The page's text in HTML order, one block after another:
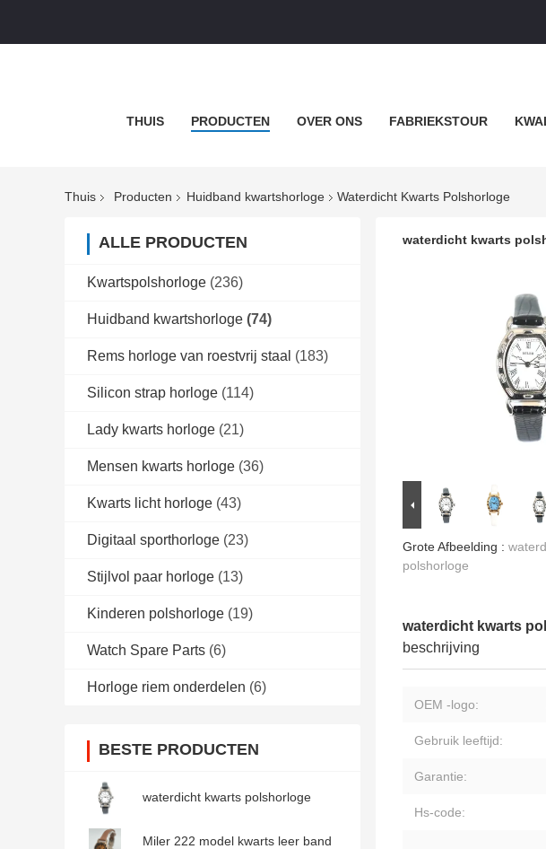
THUIS PRODUCTEN OVER ONS FABRIEKSTOUR
Thuis Producten Huidband kwartshorloge Waterdicht Kwarts Polshorloge
ALLE PRODUCTEN
Kwartspolshorloge (236)
Huidband kwartshorloge (74)
Rems horloge van roestvrij staal (183)
Silicon strap horloge (114)
Lady kwarts horloge (21)
Mensen kwarts horloge (36)
Kwarts licht horloge (43)
Digitaal sporthorloge (23)
Stijlvol paar horloge (13)
Kinderen polshorloge (19)
Watch Spare Parts (6)
Horloge riem onderdelen (6)
BESTE PRODUCTEN
waterdicht kwarts polshorloge
Miler 222 model kwarts leer band
waterdicht kwarts
Grote Afbeelding :
polshorloge
waterdicht kwarts
beschrijving
OEM -logo:
Gebruik leeftijd:
Garantie:
Hs-code: